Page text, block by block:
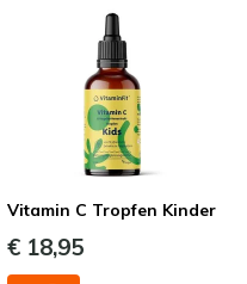
Vitamin C Tropfen Kinder
€ 18,95